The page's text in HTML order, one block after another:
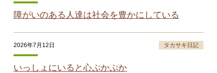
障がいのある人達は社会を豊かにしている
2026年7月12日 タカサキ日記
いっしょにいると心ぷかぷか